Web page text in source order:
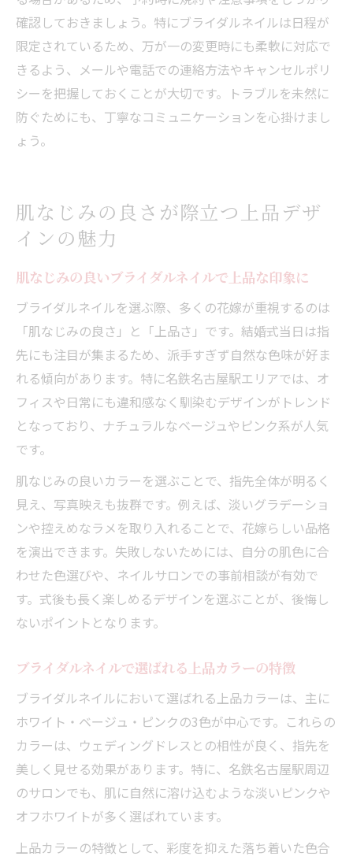
確認しておきましょう。特にブライダルネイルは日程が
限定されているため、万が一の変更時にも柔軟に対応で
きるよう、メールや電話での連絡方法やキャンセルポリ
シーを把握しておくことが大切です。トラブルを未然に
防ぐためにも、丁寧なコミュニケーションを心掛けまし
ょう。
肌なじみの良さが際立つ上品デザ
インの魅力
肌なじみの良いブライダルネイルで上品な印象に
ブライダルネイルを選ぶ際、多くの花嫁が重視するのは
「肌なじみの良さ」と「上品さ」です。結婚式当日は指
先にも注目が集まるため、派手すぎず自然な色味が好ま
れる傾向があります。特に名鉄名古屋駅エリアでは、オ
フィスや日常にも違和感なく馴染むデザインがトレンド
となっており、ナチュラルなベージュやピンク系が人気
です。
肌なじみの良いカラーを選ぶことで、指先全体が明るく
見え、写真映えも抜群です。例えば、淡いグラデーショ
ンや控えめなラメを取り入れることで、花嫁らしい品格
を演出できます。失敗しないためには、自分の肌色に合
わせた色選びや、ネイルサロンでの事前相談が有効で
す。式後も長く楽しめるデザインを選ぶことが、後悔し
ないポイントとなります。
ブライダルネイルで選ばれる上品カラーの特徴
ブライダルネイルにおいて選ばれる上品カラーは、主に
ホワイト・ベージュ・ピンクの3色が中心です。これらの
カラーは、ウェディングドレスとの相性が良く、指先を
美しく見せる効果があります。特に、名鉄名古屋駅周辺
のサロンでも、肌に自然に溶け込むような淡いピンクや
オフホワイトが多く選ばれています。
上品カラーの特徴として、彩度を抑えた落ち着いた色合